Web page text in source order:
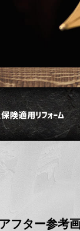
フター参考